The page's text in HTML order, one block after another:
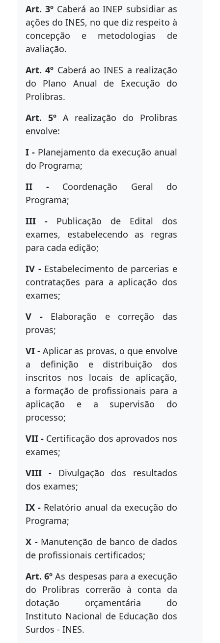
Art. 3ºCaberá ao INEP subsidiar as
ações do INES, no que diz respeito à
concepção e metodologias de
avaliação.
Art. 4º Caberá ao INES a realização
do Plano Anual de Execução do
Prolibras.
Art. 5ºA realização do Prolibras
envolve:
I - Planejamento da execução anual
do Programa;
II -Coordenação Geral do
Programa;
III - Publicação de Edital dos
exames, estabelecendo as regras
para cada edição;
IV -Estabelecimento de parcerias e
contratações para a aplicação dos
exames;
V -Elaboração e correção das
provas;
VI - Aplicar as provas, o que envolve
a definição e distribuição dos
inscritos nos locais de aplicação,
a formação de profissionais para a
aplicação e a supervisão do
processo;
VII - Certificação dos aprovados nos
exames;
VIII -Divulgação dos resultados
dos exames;
IX - Relatório anual da execução do
Programa;
X -Manutenção de banco de dados
de profissionais certificados;
Art. 6º As despesas para a execução
do Prolibras correrão à conta da
dotação orçamentária do
Instituto Nacional de Educação dos
Surdos - INES.